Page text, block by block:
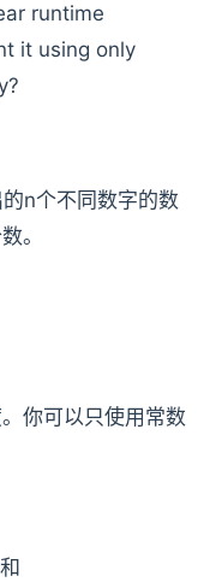
runtime
it using only
n个不同数字的数
。
你可以只使用常数